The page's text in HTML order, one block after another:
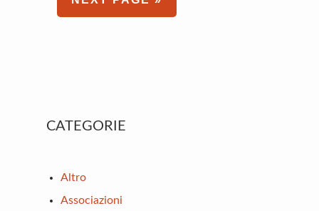
Primary
CATEGORIE
Altro
Associazioni